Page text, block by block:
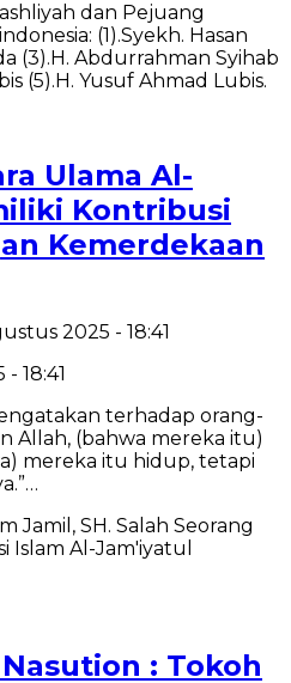
Ulama Al-
Kontribusi
Kemerdekaan
2025 - 18:41
18:41
terhadap orang-
Allah, (bahwa mereka itu)
mereka itu hidup, tetapi
: Tokoh